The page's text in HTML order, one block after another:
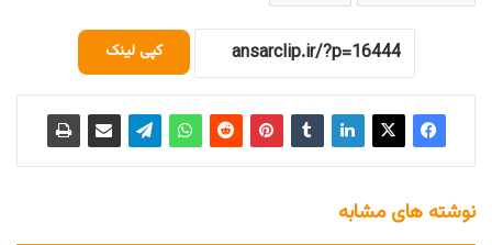
کپی لینک
نوشته های مشابه